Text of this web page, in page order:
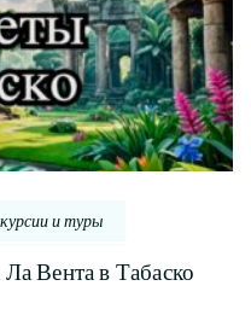
и туры
Вента в Табаско